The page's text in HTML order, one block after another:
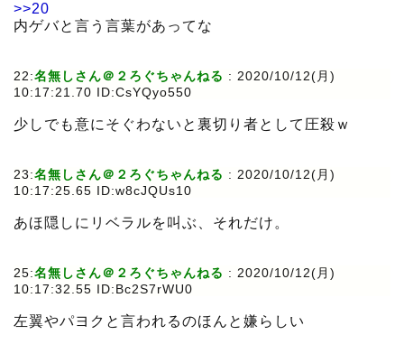
>>20
内ゲバと言う言葉があってな
22:名無しさん＠２ろぐちゃんねる : 2020/10/12(月)
10:17:21.70 ID:CsYQyo550
少しでも意にそぐわないと裏切り者として圧殺ｗ
23:名無しさん＠２ろぐちゃんねる : 2020/10/12(月)
10:17:25.65 ID:w8cJQUs10
あほ隠しにリベラルを叫ぶ、それだけ。
25:名無しさん＠２ろぐちゃんねる : 2020/10/12(月)
10:17:32.55 ID:Bc2S7rWU0
左翼やパヨクと言われるのほんと嫌らしい